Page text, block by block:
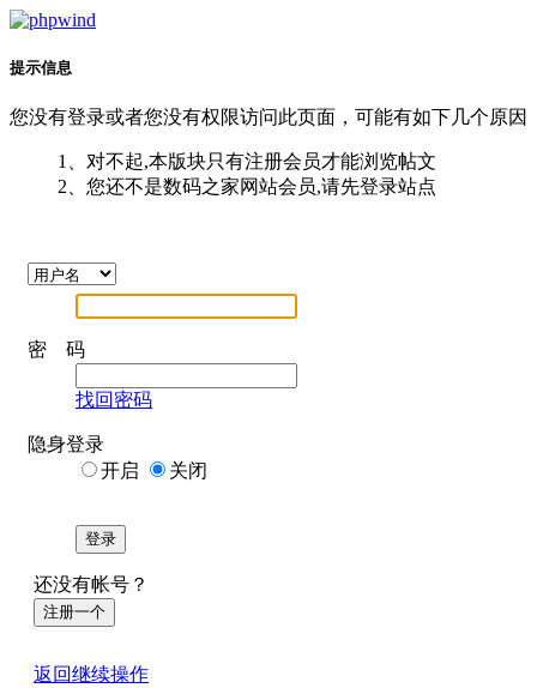
提示信息
您没有登录或者您没有权限访问此页面，可能有如下几个原因
1、对不起,本版块只有注册会员才能浏览帖文
2、您还不是数码之家网站会员,请先登录站点
密 码
找回密码
隐身登录
开启
关闭
登录
还没有帐号？
注册一个
返回继续操作